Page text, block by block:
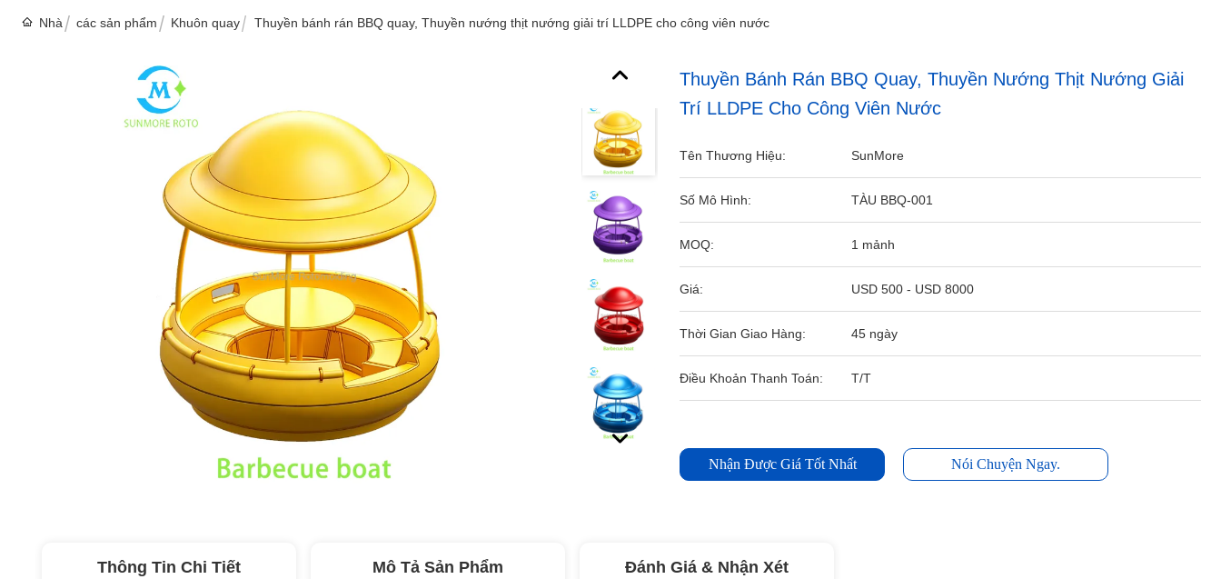
Nhà các sản phẩm Khuôn quay Thuyền bánh rán BBQ quay, Thuyền nướng thịt nướng giải trí LLDPE cho công viên nước
Thuyền Bánh Rán BBQ Quay, Thuyền Nướng Thịt Nướng Giải
Trí LLDPE Cho Công Viên Nước
Tên Thương Hiệu: SunMore
Số Mô Hình: TÀU BBQ-001
MOQ: 1 mảnh
Giá: USD 500 - USD 8000
Thời Gian Giao Hàng: 45 ngày
Điều Khoản Thanh Toán: T/T
Nhận Được Giá Tốt Nhất Nói Chuyện Ngay.
Thông Tin Chi Tiết Mô Tả Sản Phẩm Đánh Giá & Nhận Xét